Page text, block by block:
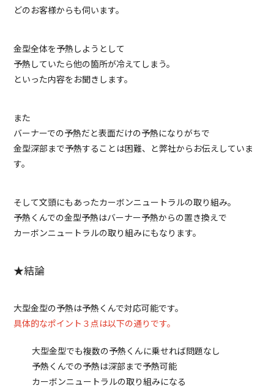
どのお客様からも伺います。
金型全体を予熱しようとして
予熱していたら他の箇所が冷えてしまう。
といった内容をお聞きします。
また
バーナーでの予熱だと表面だけの予熱になりがちで
金型深部まで予熱することは困難、と弊社からお伝えしていま
す。
そして文頭にもあったカーボンニュートラルの取り組み。
予熱くんでの金型予熱はバーナー予熱からの置き換えで
カーボンニュートラルの取り組みにもなります。
★結論
大型金型の予熱は予熱くんで対応可能です。
具体的なポイント３点は以下の通りです。
大型金型でも複数の予熱くんに乗せれば問題なし
予熱くんでの予熱は深部まで予熱可能
カーボンニュートラルの取り組みになる